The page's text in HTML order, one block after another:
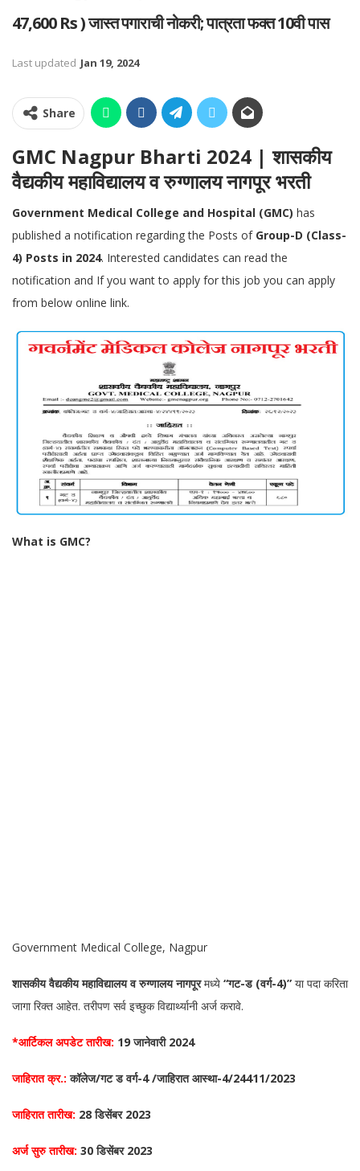
47,600 Rs ) जास्त पगाराची नोकरी; पात्रता फक्त 10वी पास
Last updated Jan 19, 2024
Share
GMC Nagpur Bharti 2024 | शासकीय
वैद्यकीय महाविद्यालय व रुग्णालय नागपूर भरती
Government Medical College and Hospital (GMC) has
published a notification regarding the Posts of Group-D (Class-
4) Posts in 2024. Interested candidates can read the
notification and If you want to apply for this job you can apply
from below online link.
What is GMC?
Government Medical College, Nagpur
शासकीय वैद्यकीय महाविद्यालय व रुग्णालय नागपूरमध्ये “गट-ड (वर्ग-4)” या पदा करिता
जागा रिक्त आहेत. तरीपण सर्व इच्छुक विद्यार्थ्यानी अर्ज करावे.
*आर्टिकल अपडेट तारीख: 19 जानेवारी 2024
जाहिरात क्र.: कॉलेज/गट ड वर्ग-4 /जाहिरात आस्था-4/24411/2023
जाहिरात तारीख: 28 डिसेंबर 2023
अर्ज सुरु तारीख: 30 डिसेंबर 2023